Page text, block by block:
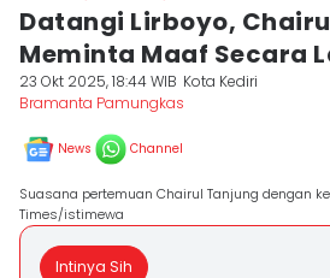
Datangi Lirboyo,
Meminta Maaf Secara
23 Okt 2025, 18:44 WIB Kota Kediri
Bramanta Pamungkas
News Channel
Suasana pertemuan Chairul Tanjung dengan
Times/istimewa
Intinya Sih